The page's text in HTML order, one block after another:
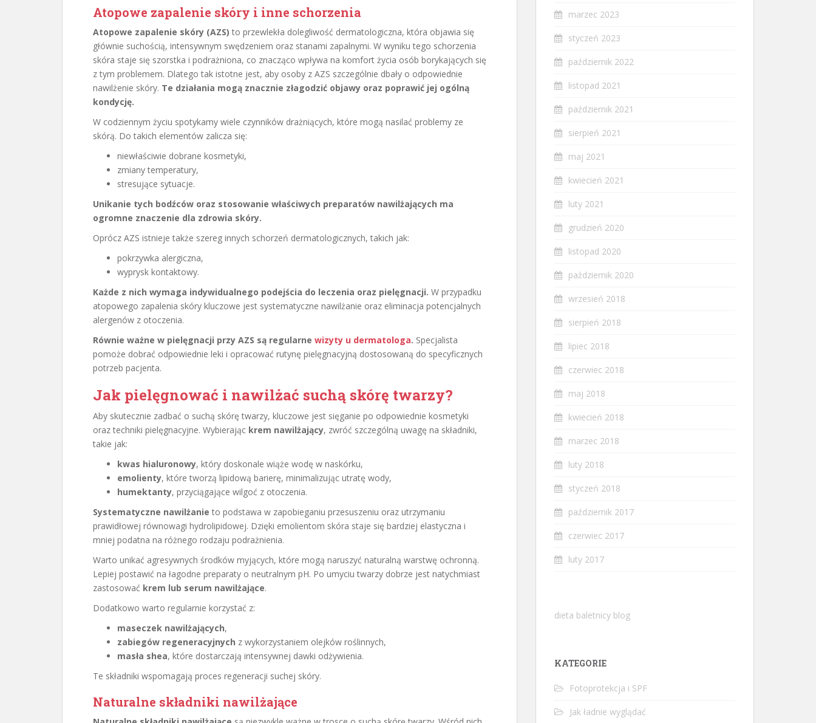
Atopowe zapalenie skóry i inne schorzenia
Atopowe zapalenie skóry (AZS) to przewlekła dolegliwość dermatologiczna, która objawia się
głównie suchością, intensywnym swędzeniem oraz stanami zapalnymi. W wyniku tego schorzenia
skóra staje się szorstka i podrażniona, co znacząco wpływa na komfort życia osób borykających się
z tym problemem. Dlatego tak istotne jest, aby osoby z AZS szczególnie dbały o odpowiednie
nawilżenie skóry. Te działania mogą znacznie złagodzić objawy oraz poprawić jej ogólną
kondycję.
W codziennym życiu spotykamy wiele czynników drażniących, które mogą nasilać problemy ze
skórą. Do takich elementów zalicza się:
niewłaściwie dobrane kosmetyki,
zmiany temperatury,
stresujące sytuacje.
Unikanie tych bodźców oraz stosowanie właściwych preparatów nawilżających ma
ogromne znaczenie dla zdrowia skóry.
Oprócz AZS istnieje także szereg innych schorzeń dermatologicznych, takich jak:
pokrzywka alergiczna,
wyprysk kontaktowy.
Każde z nich wymaga indywidualnego podejścia do leczenia oraz pielęgnacji. W przypadku
atopowego zapalenia skóry kluczowe jest systematyczne nawilżanie oraz eliminacja potencjalnych
alergenów z otoczenia.
Równie ważne w pielęgnacji przy AZS są regularne wizyty u dermatologa. Specjalista
pomoże dobrać odpowiednie leki i opracować rutynę pielęgnacyjną dostosowaną do specyficznych
potrzeb pacjenta.
Jak pielęgnować i nawilżać suchą skórę twarzy?
Aby skutecznie zadbać o suchą skórę twarzy, kluczowe jest sięganie po odpowiednie kosmetyki
oraz techniki pielęgnacyjne. Wybierając krem nawilżający, zwróć szczególną uwagę na składniki,
takie jak:
kwas hialuronowy, który doskonale wiąże wodę w naskórku,
emolienty, które tworzą lipidową barierę, minimalizując utratę wody,
humektanty, przyciągające wilgoć z otoczenia.
Systematyczne nawilżanie to podstawa w zapobieganiu przesuszeniu oraz utrzymaniu
prawidłowej równowagi hydrolipidowej. Dzięki emolientom skóra staje się bardziej elastyczna i
mniej podatna na różnego rodzaju podrażnienia.
Warto unikać agresywnych środków myjących, które mogą naruszyć naturalną warstwę ochronną.
Lepiej postawić na łagodne preparaty o neutralnym pH. Po umyciu twarzy dobrze jest natychmiast
zastosować krem lub serum nawilżające.
Dodatkowo warto regularnie korzystać z:
maseczek nawilżających,
zabiegów regeneracyjnych z wykorzystaniem olejków roślinnych,
masła shea, które dostarczają intensywnej dawki odżywienia.
Te składniki wspomagają proces regeneracji suchej skóry.
Naturalne składniki nawilżające
marzec 2023
styczeń 2023
październik 2022
listopad 2021
październik 2021
sierpień 2021
maj 2021
kwiecień 2021
luty 2021
grudzień 2020
listopad 2020
październik 2020
wrzesień 2018
sierpień 2018
lipiec 2018
czerwiec 2018
maj 2018
kwiecień 2018
marzec 2018
luty 2018
styczeń 2018
październik 2017
czerwiec 2017
luty 2017
dieta baletnicy blog
KATEGORIE
Fotoprotekcja i SPF
Jak ładnie wyglądać